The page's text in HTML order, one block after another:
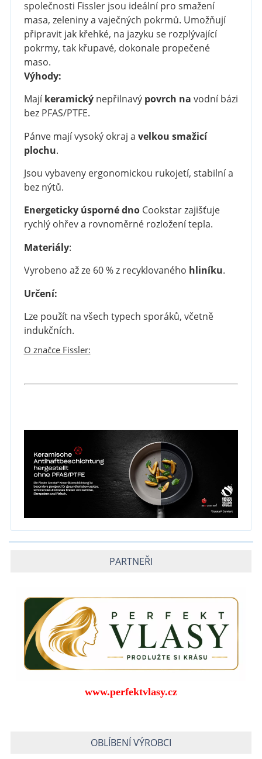
společnosti Fissler jsou ideální pro smažení
masa, zeleniny a vaječných pokrmů. Umožňují
připravit jak křehké, na jazyku se rozplývající
pokrmy, tak křupavé, dokonale propečené
maso.
Výhody:
Majíkeramickýnepřilnavý povrch na vodní bázi
bez PFAS/PTFE.
Pánve mají vysoký okraj a velkou smažicí
plochu.
Jsou vybaveny ergonomickou rukojetí, stabilní a
bez nýtů.
Energeticky úsporné dnoCookstar zajišťuje
rychlý ohřev a rovnoměrné rozložení tepla.
Materiály:
Vyrobeno až ze 60 % z recyklovaného hliníku.
Určení:
Lze použít na všech typech sporáků, včetně
indukčních.
O značce Fissler:
PARTNEŘI
www.perfektvlasy.cz
OBLÍBENÍ VÝROBCI